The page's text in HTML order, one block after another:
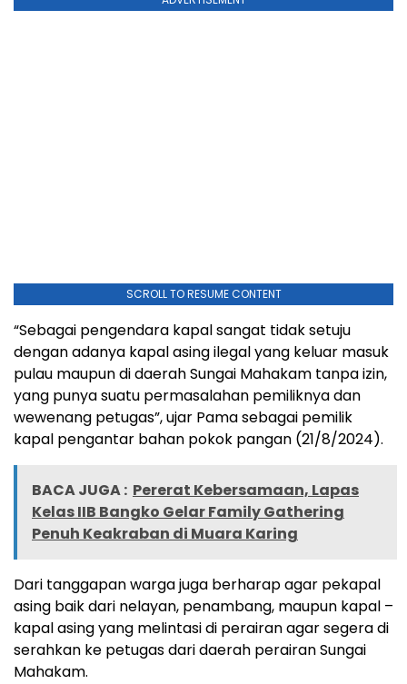
SCROLL TO RESUME CONTENT
“Sebagai pengendara kapal sangat tidak setuju
dengan adanya kapal asing ilegal yang keluar masuk
pulau maupun di daerah Sungai Mahakam tanpa izin,
yang punya suatu permasalahan pemiliknya dan
wewenang petugas”, ujar Pama sebagai pemilik
kapal pengantar bahan pokok pangan (21/8/2024).
BACA JUGA : Pererat Kebersamaan, Lapas
Kelas IIB Bangko Gelar Family Gathering
Penuh Keakraban di Muara Karing
Dari tanggapan warga juga berharap agar pekapal
asing baik dari nelayan, penambang, maupun kapal –
kapal asing yang melintasi di perairan agar segera di
serahkan ke petugas dari daerah perairan Sungai
Mahakam.